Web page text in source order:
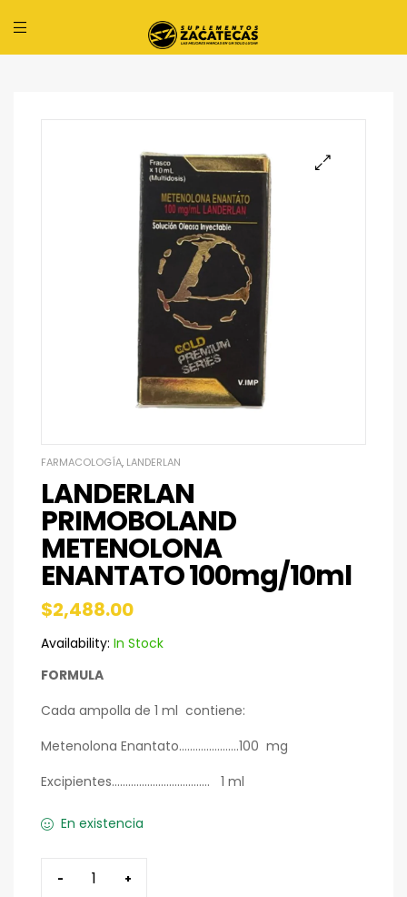
FARMACOLOGÍA, LANDERLAN
LANDERLAN
PRIMOBOLAND
METENOLONA
ENANTATO 100mg/10ml
$2,488.00
Availability: In Stock
FORMULA
Cada ampolla de 1 ml contiene:
Metenolona Enantato………………….100 mg
Excipientes……………………………… 1 ml
En existencia
- +